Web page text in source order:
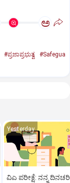
ಅ
#ಪ್ರಜಾಪ್ರಭುತ್ವ
#Safegua
Yesterday
ವಿಎ ಪರೀಕ್ಷೆ: ನನ್ನ ದಿನಚರಿ